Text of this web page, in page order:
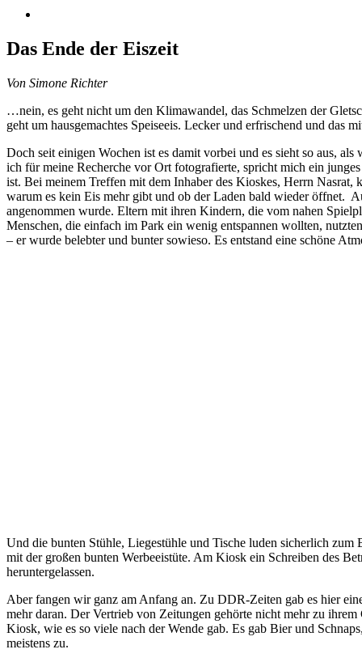
Das Ende der Eiszeit
Von Simone Richter
…nein, es geht nicht um den Klimawandel, das Schmelzen der
geht um hausgemachtes Speiseeis. Lecker und erfrischend und das
Doch seit einigen Wochen ist es damit vorbei und es sieht so aus,
ich für meine Recherche vor Ort fotografierte, spricht mich ein
ist. Bei meinem Treffen mit dem Inhaber des Kioskes, Herrn
warum es kein Eis mehr gibt und ob der Laden bald wieder öffnet.
angenommen wurde. Eltern mit ihren Kindern, die vom nahen
Menschen, die einfach im Park ein wenig entspannen wollten,
– er wurde belebter und bunter sowieso. Es entstand eine schöne
Und die bunten Stühle, Liegestühle und Tische luden sicherlich
mit der großen bunten Werbeeistüte. Am Kiosk ein Schreiben des
heruntergelassen.
Aber fangen wir ganz am Anfang an. Zu DDR-Zeiten gab es hier
mehr daran. Der Vertrieb von Zeitungen gehörte nicht mehr zu
Kiosk, wie es so viele nach der Wende gab. Es gab Bier und
meistens zu.